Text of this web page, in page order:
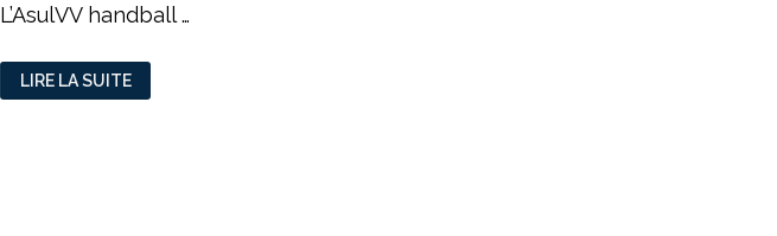
L’AsulVV handball …
L’
ASULVV
FAIT
LIRE LA SUITE